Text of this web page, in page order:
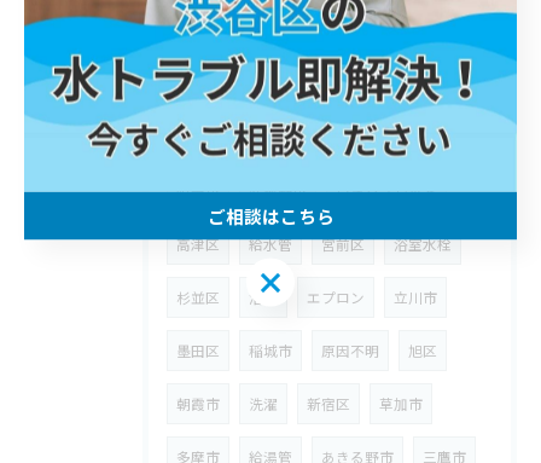
世田谷区 蛇口 西多摩郡 桝
埼玉県 狭山市 ウォーターハンマー
台所 八潮市 漏水 修理 川崎区
町田市 武蔵野市 ウォシュレット
高津区 給水管 宮前区 浴室水栓
杉並区 浴室 エプロン 立川市
墨田区 稲城市 原因不明 旭区
朝霞市 洗濯 新宿区 草加市
多摩市 給湯管 あきる野市 三鷹市
ご相談はこちら
ご相談はこちら